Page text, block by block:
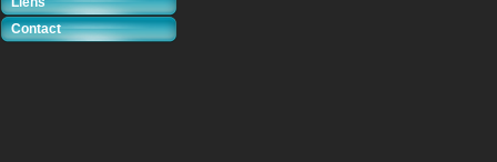
Contact